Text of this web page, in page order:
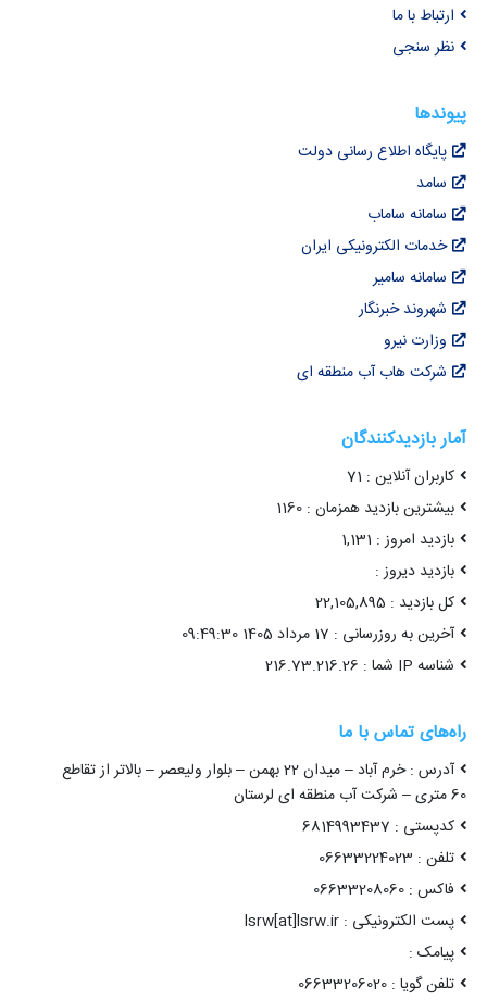
ارتباط با ما
نظر سنجی
پیوندها
پایگاه اطلاع رسانی دولت
سامد
سامانه ساماب
خدمات الکترونیکی ایران
سامانه سامیر
شهروند خبرنگار
وزارت نیرو
شرکت هاب آب منطقه ای
آمار بازدیدکنندگان
کاربران آنلاین : 71
بیشترین بازدید همزمان : 1160
بازدید امروز : 1,131
بازدید دیروز :
کل بازدید : 22,105,895
آخرین به روزرسانی : 17 مرداد 1405 09:49:30
شناسه IP شما : 216.73.216.26
راه‌های تماس با ما
آدرس : خرم آباد – میدان 22 بهمن – بلوار ولیعصر – بالاتر از تقاطع
60 متری – شرکت آب منطقه ای لرستان
کدپستی : 6814993437
تلفن : 06633224023
فاکس : 06633208060
پست الکترونیکی : lsrw[at]lsrw.ir
پیامک :
تلفن گویا : 06633206020